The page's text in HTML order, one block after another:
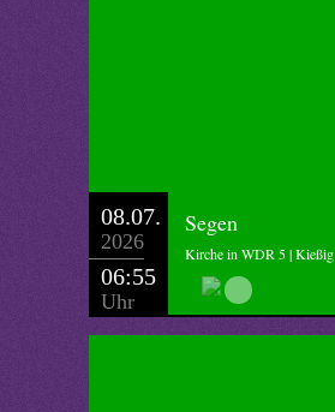
08.07.
2026
06:55
Uhr
Segen
Kirche in WDR 5 | Kießig